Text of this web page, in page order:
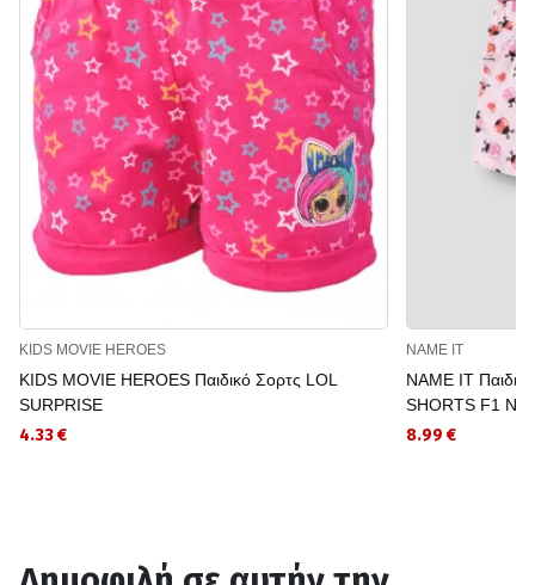
KIDS MOVIE HEROES
KIDS MOVIE HEROES Παιδικό Σορτς LOL
SURPRISE
4.33 €
NAME IT
NAME IT
SHORTS F1
8.99 €